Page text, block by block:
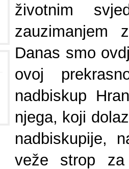
životnim
zauzimanjem
Danas smo
ovoj
nadbiskup
njega, koji
nadbiskupije,
veže strop